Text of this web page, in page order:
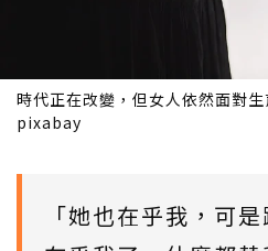
時代正在改變，但女人依然面對
pixabay
「她也在乎我，可